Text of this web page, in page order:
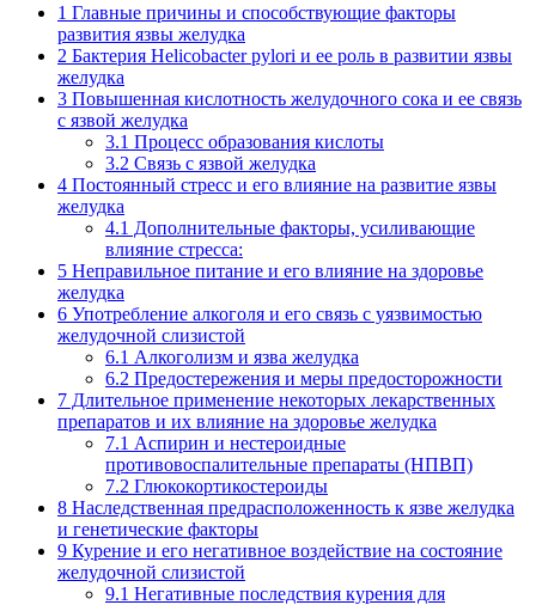
1 Главные причины и способствующие факторы
развития язвы желудка
2 Бактерия Helicobacter pylori и ее роль в развитии язвы
желудка
3 Повышенная кислотность желудочного сока и ее связь
с язвой желудка
3.1 Процесс образования кислоты
3.2 Связь с язвой желудка
4 Постоянный стресс и его влияние на развитие язвы
желудка
4.1 Дополнительные факторы, усиливающие
влияние стресса:
5 Неправильное питание и его влияние на здоровье
желудка
6 Употребление алкоголя и его связь с уязвимостью
желудочной слизистой
6.1 Алкоголизм и язва желудка
6.2 Предостережения и меры предосторожности
7 Длительное применение некоторых лекарственных
препаратов и их влияние на здоровье желудка
7.1 Аспирин и нестероидные
противовоспалительные препараты (НПВП)
7.2 Глюкокортикостероиды
8 Наследственная предрасположенность к язве желудка
и генетические факторы
9 Курение и его негативное воздействие на состояние
желудочной слизистой
9.1 Негативные последствия курения для